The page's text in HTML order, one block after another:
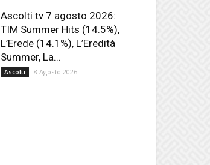
Ascolti tv 7 agosto 2026:
TIM Summer Hits (14.5%),
L’Erede (14.1%), L’Eredità
Summer, La...
Ascolti 8 Agosto 2026